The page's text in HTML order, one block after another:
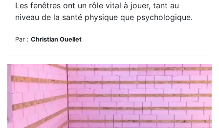
Les fenêtres ont un rôle vital à jouer, tant au
niveau de la santé physique que psychologique.
Par : Christian Ouellet